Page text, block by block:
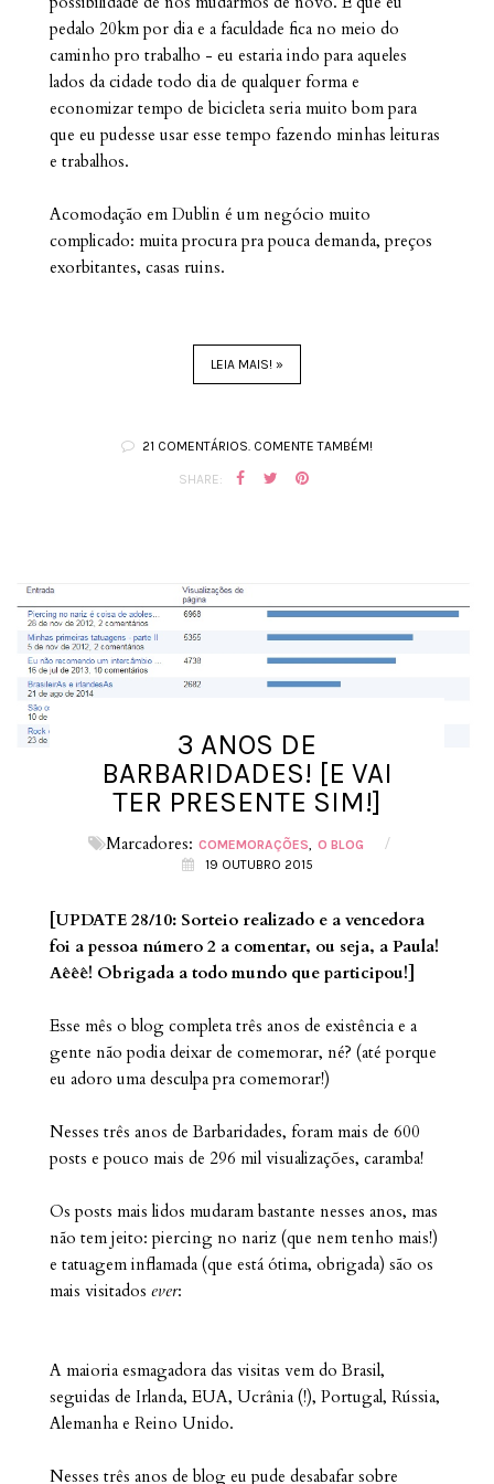
pedalo 20km por dia e a faculdade fica no meio do
caminho pro trabalho - eu estaria indo para aqueles
lados da cidade todo dia de qualquer forma e
economizar tempo de bicicleta seria muito bom para
que eu pudesse usar esse tempo fazendo minhas leituras
e trabalhos.
Acomodação em Dublin é um negócio muito
complicado: muita procura pra pouca demanda, preços
exorbitantes, casas ruins.
LEIA MAIS! »
21 COMENTÁRIOS. COMENTE TAMBÉM!
SHARE:
3 ANOS DE
BARBARIDADES! [E VAI
TER PRESENTE SIM!]
Marcadores: COMEMORAÇÕES O BLOG /
19 OUTUBRO 2015
[UPDATE 28/10: Sorteio realizado e a vencedora
foi a pessoa número 2 a comentar, ou seja, a Paula!
Aêêê! Obrigada a todo mundo que participou!]
Esse mês o blog completa três anos de existência e a
gente não podia deixar de comemorar, né? (até porque
eu adoro uma desculpa pra comemorar!)
Nesses três anos de Barbaridades, foram mais de 600
posts e pouco mais de 296 mil visualizações, caramba!
Os posts mais lidos mudaram bastante nesses anos, mas
não tem jeito: piercing no nariz (que nem tenho mais!)
e tatuagem inflamada (que está ótima, obrigada) são os
mais visitados ever:
A maioria esmagadora das visitas vem do Brasil,
seguidas de Irlanda, EUA, Ucrânia (!), Portugal, Rússia,
Alemanha e Reino Unido.
Nesses três anos de blog eu pude desabafar sobre